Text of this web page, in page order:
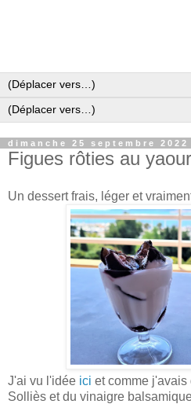
dimanche 25 septembre 2022
Figues rôties au
Un dessert frais, léger et
J'ai vu l'idée ici et comme
Solliès et du vinaigre